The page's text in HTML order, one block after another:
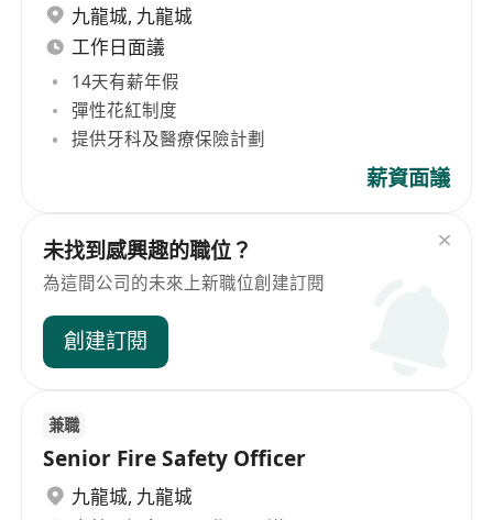
九龍城, 九龍城
工作日面議
14天有薪年假
彈性花紅制度
提供牙科及醫療保險計劃
薪資面議
未找到感興趣的職位？
為這間公司的未來上新職位創建訂閱
創建訂閱
兼職
Senior Fire Safety Officer
九龍城, 九龍城